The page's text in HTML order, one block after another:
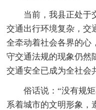
当前，我县正处于
交通出行环境复杂，交
全牵动着社会各界的心
守交通法规的现象仍然
交通安全已成为全社会
俗话说：“没有规
系着城市的文明形象，